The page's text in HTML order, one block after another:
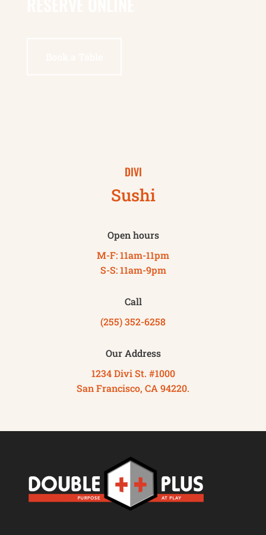
DIVI
Sushi
Open hours
M-F: 11am-11pm
S-S: 11am-9pm
Call
(255) 352-6258
Our Address
1234 Divi St. #1000
San Francisco, CA 94220.